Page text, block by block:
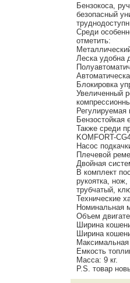
Бензокоса,
безопасный
Среди
отметить:
Леска удобна
Блокировка
Увеличенный
Регулируемая
Бензостойкая
Также среди
KOMFORT-
Насос
Плечевой
Двойная
В комплект
рукоятка,
трубчатый,
Технические
Номинальная
Объем
Ширина
Ширина
Емкость
Масса: 9 кг.
P.S. товар